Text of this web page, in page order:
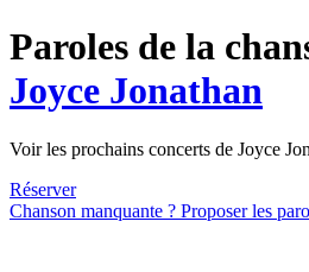
Paroles de la
Joyce Jonathan
Voir les prochains concerts de Joyce
Réserver
Chanson manquante ? Proposer les